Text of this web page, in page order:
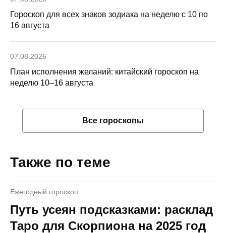
Гороскоп для всех знаков зодиака на неделю с 10 по
16 августа
07.08.2026
План исполнения желаний: китайский гороскоп на
неделю 10–16 августа
Все гороскопы
Также по теме
Ежегодный гороскоп
Путь усеян подсказками: расклад
Таро для Скорпиона на 2025 год